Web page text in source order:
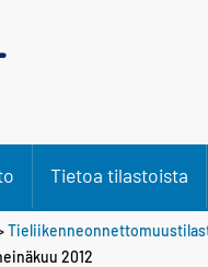
Tietoa tilastoista
2012